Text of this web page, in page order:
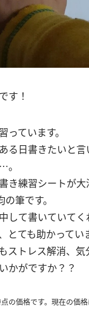
す！
っています。
る日書きたいと言
。
き練習シートが
筆です。
して書いていてく
とても助かってい
ストレス解消、気
かがですか？？
の価格です。現在の価